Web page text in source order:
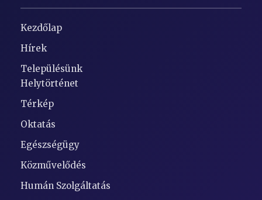
Kezdőlap
Hírek
Településünk
Helytörténet
Térkép
Oktatás
Egészségügy
Közművelődés
Humán Szolgáltatás